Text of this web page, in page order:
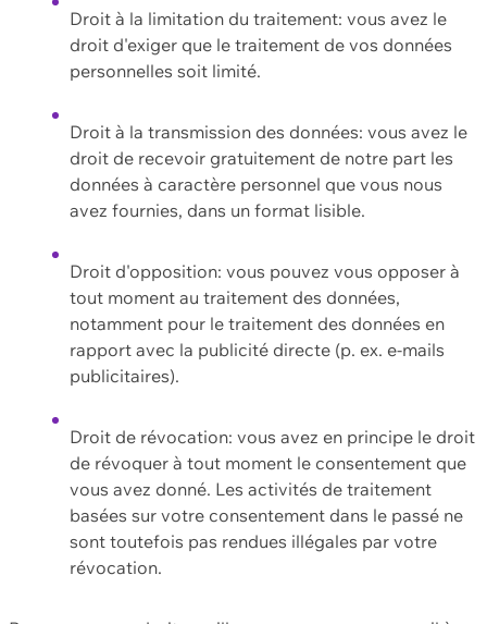
Droit à la limitation du traitement: vous avez le
droit d'exiger que le traitement de vos données
personnelles soit limité.
Droit à la transmission des données: vous avez le
droit de recevoir gratuitement de notre part les
données à caractère personnel que vous nous
avez fournies, dans un format lisible.
Droit d'opposition: vous pouvez vous opposer à
tout moment au traitement des données,
notamment pour le traitement des données en
rapport avec la publicité directe (p. ex. e-mails
publicitaires).
Droit de révocation: vous avez en principe le droit
de révoquer à tout moment le consentement que
vous avez donné. Les activités de traitement
basées sur votre consentement dans le passé ne
sont toutefois pas rendues illégales par votre
révocation.